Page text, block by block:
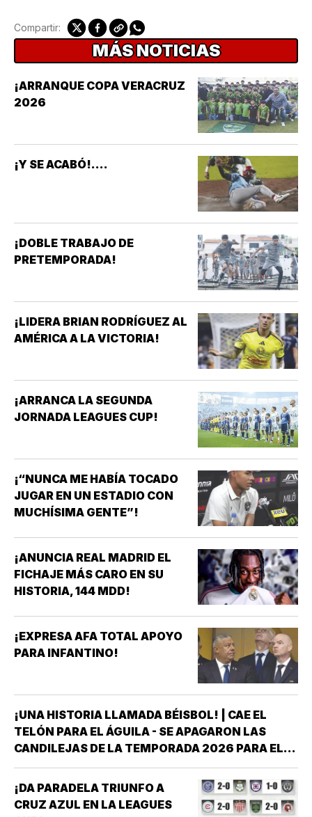
Compartir:
MÁS NOTICIAS
¡ARRANQUE COPA VERACRUZ
2026
¡Y SE ACABÓ!....
¡DOBLE TRABAJO DE
PRETEMPORADA!
¡LIDERA BRIAN RODRÍGUEZ AL
AMÉRICA A LA VICTORIA!
¡ARRANCA LA SEGUNDA
JORNADA LEAGUES CUP!
¡“NUNCA ME HABÍA TOCADO
JUGAR EN UN ESTADIO CON
MUCHÍSIMA GENTE”!
¡ANUNCIA REAL MADRID EL
FICHAJE MÁS CARO EN SU
HISTORIA, 144 MDD!
¡EXPRESA AFA TOTAL APOYO
PARA INFANTINO!
¡UNA HISTORIA LLAMADA BÉISBOL! | CAE EL
TELÓN PARA EL ÁGUILA - SE APAGARON LAS
CANDILEJAS DE LA TEMPORADA 2026 PARA EL
ÁGUILA DE VERACRUZ *LA NOVENA JAROCHA
CERRÓ SU CALENDARIO CON UNA VICTORIA DE
10-6 SOBRE PERICOS DE PUEBLA, PERO EL
¡DA PARADELA TRIUNFO A
CRUZ AZUL EN LA LEAGUES